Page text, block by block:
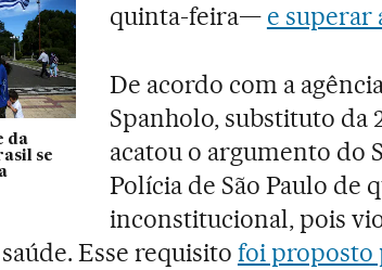
da
se
quinta-feira— e superar
De acordo com a
Spanholo, substituto da
acatou o argumento do
Polícia de São Paulo de
inconstitucional, pois
saúde. Esse requisito foi proposto